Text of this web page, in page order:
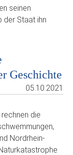
seinen
der Staat ihn
Geschichte
05.10.2021
die
Nordrhein-